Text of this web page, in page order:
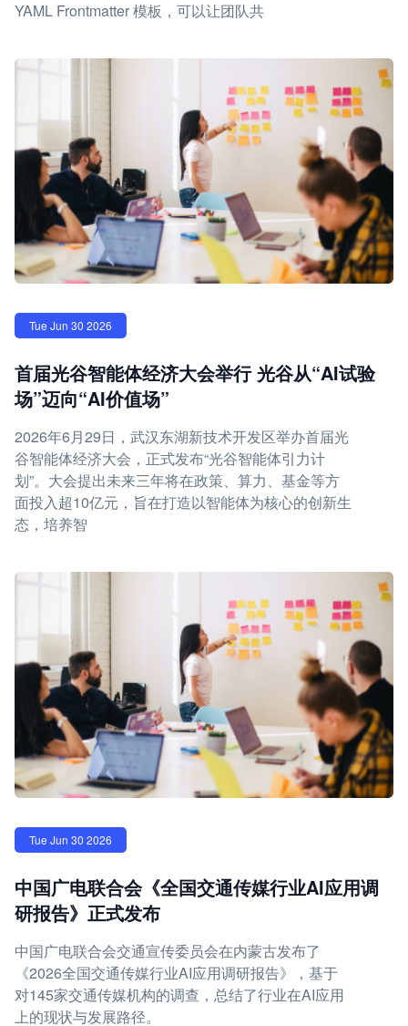
YAML Frontmatter 模板，可以让团队共
Tue Jun 30 2026
首届光谷智能体经济大会举行 光谷从“AI试验
场”迈向“AI价值场”
2026年6月29日，武汉东湖新技术开发区举办首届光
谷智能体经济大会，正式发布“光谷智能体引力计
划”。大会提出未来三年将在政策、算力、基金等方
面投入超10亿元，旨在打造以智能体为核心的创新生
态，培养智
Tue Jun 30 2026
中国广电联合会《全国交通传媒行业AI应用调
研报告》正式发布
中国广电联合会交通宣传委员会在内蒙古发布了
《2026全国交通传媒行业AI应用调研报告》，基于
对145家交通传媒机构的调查，总结了行业在AI应用
上的现状与发展路径。